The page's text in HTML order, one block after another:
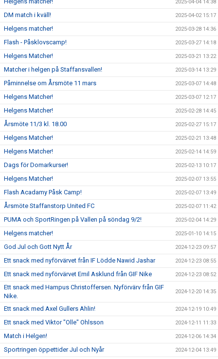
2025-04-04 14:38
DM match i kväll! 2025-04-02 15:17
Helgens matcher! 2025-03-28 14:36
Flash - Påsklovscamp! 2025-03-27 14:18
Helgens Matcher! 2025-03-21 13:22
Matcher i helgen på Staffansvallen! 2025-03-14 13:29
Påminnelse om Årsmöte 11 mars 2025-03-07 14:48
Helgens Matcher! 2025-03-07 12:17
Helgens Matcher! 2025-02-28 14:45
Årsmöte 11/3 kl. 18.00 2025-02-27 15:17
Helgens Matcher! 2025-02-21 13:48
Helgens Matcher! 2025-02-14 14:59
Dags för Domarkurser! 2025-02-13 10:17
Helgens Matcher! 2025-02-07 13:55
Flash Acadamy Påsk Camp! 2025-02-07 13:49
Årsmöte Staffanstorp United FC 2025-02-07 11:42
PUMA och SportRingen på Vallen på söndag 9/2! 2025-02-04 14:29
Helgens matcher! 2025-01-10 14:15
God Jul och Gott Nytt År 2024-12-23 09:57
Ett snack med nyförvärvet från IF Lödde Nawid Jashar 2024-12-23 08:55
Ett snack med nyförvärvet Emil Asklund från GIF Nike 2024-12-23 08:52
Ett snack med Hampus Christoffersen. Nyförvärv från GIF
Nike.
2024-12-20 14:35
Ett snack med Axel Gullers Ahlin! 2024-12-19 10:49
Ett snack med Viktor "Olle" Ohlsson 2024-12-11 11:33
Match i Helgen! 2024-12-06 14:34
Sportringen öppettider Jul och Nyår 2024-12-04 13:49